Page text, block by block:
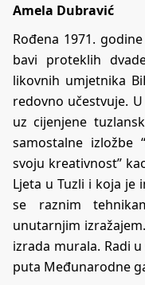
Amela Dubravić
Rođena 1971.
bavi proteklih
likovnih umjetnika
redovno učestvuje.
uz cijenjene
samostalne izložbe
svoju kreativnost”
Ljeta u Tuzli i koja je
se raznim
unutarnjim
izrada murala. Radi
puta Međunarodne